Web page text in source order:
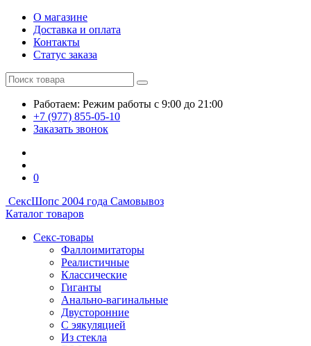
О магазине
Доставка и оплата
Контакты
Статус заказа
Работаем: Режим работы с 9:00 до 21:00
+7 (977) 855-05-10
Заказать звонок
0
СексШопс 2004 года Самовывоз
Каталог товаров
Секс-товары
Фаллоимитаторы
Реалистичные
Классические
Гиганты
Анально-вагинальные
Двусторонние
С эякуляцией
Из стекла